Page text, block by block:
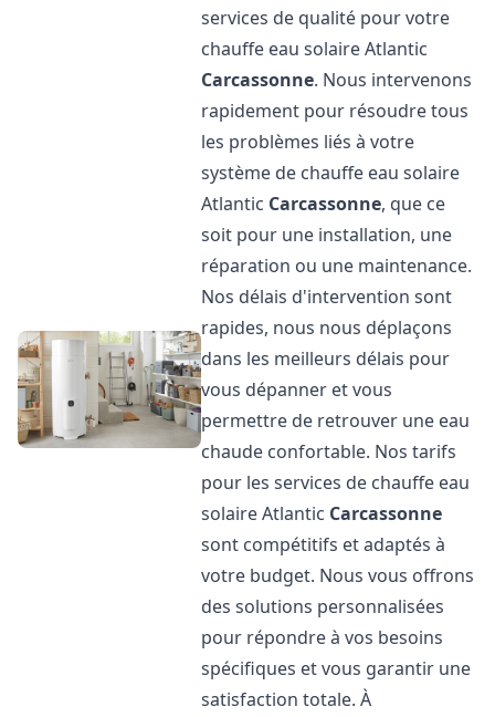
services de qualité pour votre
chauffe eau solaire Atlantic
Carcassonne. Nous intervenons
rapidement pour résoudre tous
les problèmes liés à votre
système de chauffe eau solaire
Atlantic Carcassonne, que ce
soit pour une installation, une
réparation ou une maintenance.
Nos délais d'intervention sont
rapides, nous nous déplaçons
dans les meilleurs délais pour
vous dépanner et vous
permettre de retrouver une eau
chaude confortable. Nos tarifs
pour les services de chauffe eau
solaire Atlantic Carcassonne
sont compétitifs et adaptés à
votre budget. Nous vous offrons
des solutions personnalisées
pour répondre à vos besoins
spécifiques et vous garantir une
satisfaction totale. À